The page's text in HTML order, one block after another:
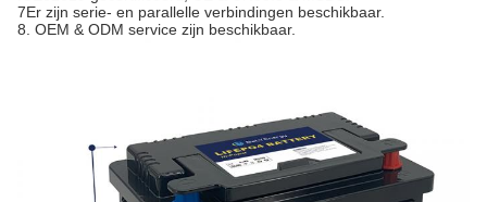
7Er zijn serie- en parallelle verbindingen beschikbaar.
8. OEM & ODM service zijn beschikbaar.